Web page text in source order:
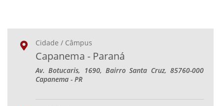
Cidade / Câmpus
Capanema - Paraná
Av. Botucaris, 1690, Bairro Santa Cruz, 85760-000
Capanema - PR